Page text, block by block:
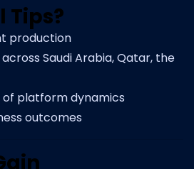
Tips?
production
Saudi Arabia, Qatar, the
platform dynamics
outcomes